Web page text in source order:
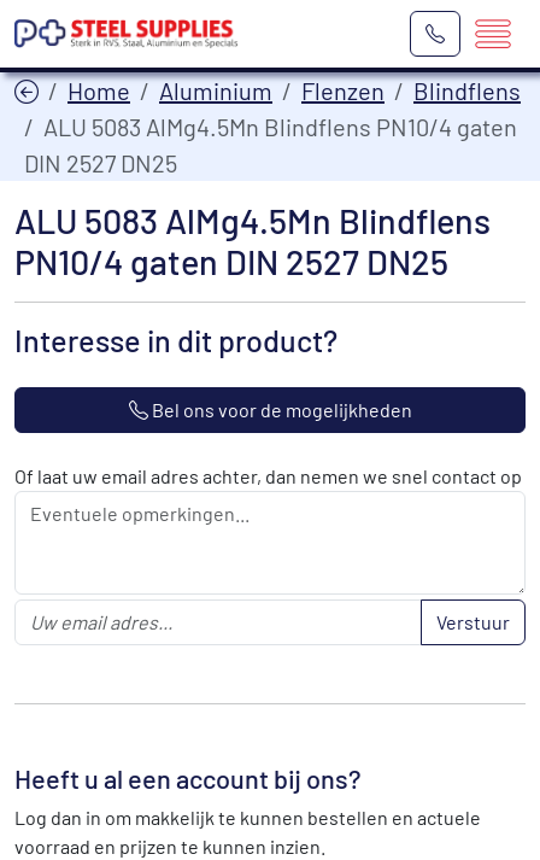
Home Aluminium Flenzen
Blindflens
ALU 5083 AlMg4.5Mn Blindflens PN10/4 gaten
DIN 2527 DN25
ALU 5083 AlMg4.5Mn Blindflens
PN10/4 gaten DIN 2527 DN25
Interesse in dit product?
Bel ons voor de mogelijkheden
Of laat uw email adres achter, dan nemen we snel contact op
Verstuur
Heeft u al een account bij ons?
Log dan in om makkelijk te kunnen bestellen en actuele
voorraad en prijzen te kunnen inzien.